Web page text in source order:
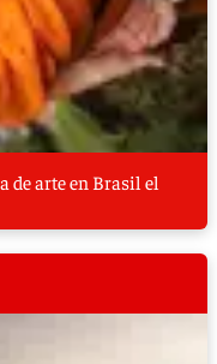
de arte en Brasil el